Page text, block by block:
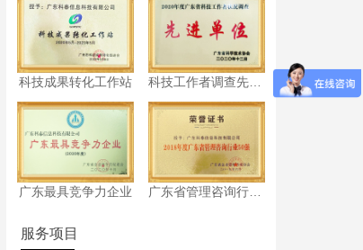
科技成果转化工作站
广东最具竞争力企业
服务项目